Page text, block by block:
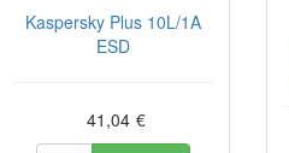
Kaspersky Plus 10L/1A
ESD
41,04 €